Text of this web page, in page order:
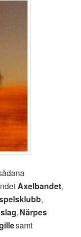
Axelbandet,
,
,Närpes
samt